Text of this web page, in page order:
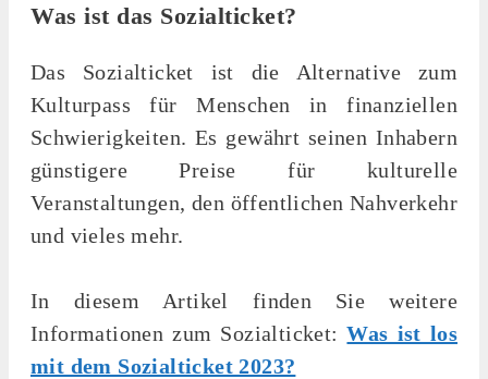
Was ist das Sozialticket?
Das Sozialticket ist die Alternative zum
Kulturpass für Menschen in finanziellen
Schwierigkeiten. Es gewährt seinen Inhabern
günstigere Preise für kulturelle
Veranstaltungen, den öffentlichen Nahverkehr
und vieles mehr.
In diesem Artikel finden Sie weitere
Informationen zum Sozialticket:Was ist los
mit dem Sozialticket 2023?